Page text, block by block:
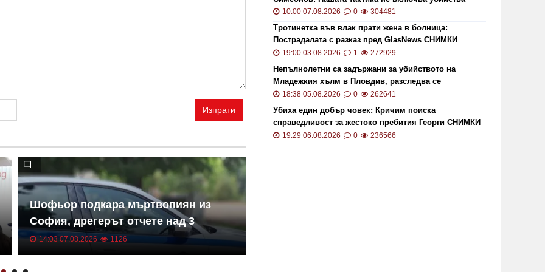
Изпрати
Шофьор подкара мъртвопиян из
София, дрегерът отчете над 3
промила
14:03 07.08.2026 1126
10:00 07.08.2026 0 304481
Тротинетка във влак прати жена в болница:
Пострадалата с разказ пред GlasNews СНИМКИ
19:00 03.08.2026 1 272929
Непълнолетни са задържани за убийството на
Младежкия хълм в Пловдив, разследва се
хомофобски мотив
18:38 05.08.2026 0 262641
Убиха един добър човек: Кричим поиска
справедливост за жестоко пребития Георги СНИМКИ
и ВИДЕО
19:29 06.08.2026 0 236566